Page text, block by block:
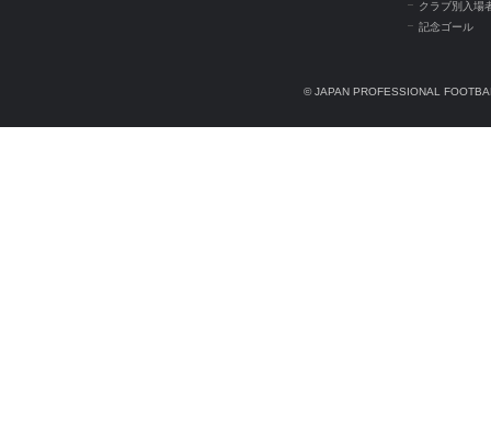
クラブ別入場
記念ゴール
© JAPAN PROFESSIONAL